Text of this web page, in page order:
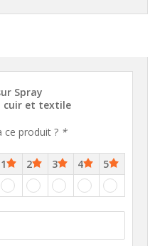
Spray
cuir et textile
ce produit ? *
1 2 3 4
5